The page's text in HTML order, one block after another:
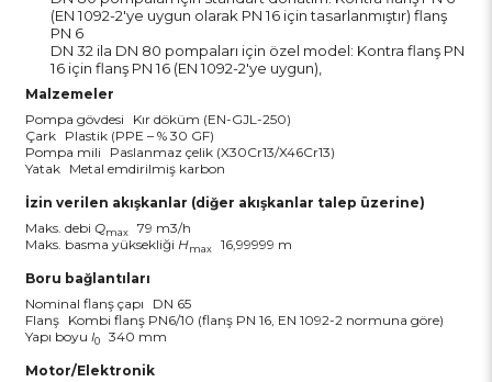
(EN 1092-2'ye uygun olarak PN 16 için tasarlanmıştır) flanş
PN 6
DN 32 ila DN 80 pompaları için özel model: Kontra flanş PN
16 için flanş PN 16 (EN 1092-2'ye uygun),
Malzemeler
Pompa gövdesi
Kır döküm (EN-GJL-250)
Çark Plastik (PPE – % 30 GF)
Pompa mili
Paslanmaz çelik (X30Cr13/X46Cr13)
Yatak Metal emdirilmiş karbon
İzin verilen akışkanlar (diğer akışkanlar talep üzerine)
Maks. debi Qmax
79 m3/h
Maks. basma yüksekliği Hmax 16,99999 m
Boru bağlantıları
Nominal flanş çapı
DN 65
Flanş Kombi flanş PN6/10 (flanş PN 16, EN 1092-2 normuna göre)
Yapı boyu l0 340 mm
Motor/Elektronik